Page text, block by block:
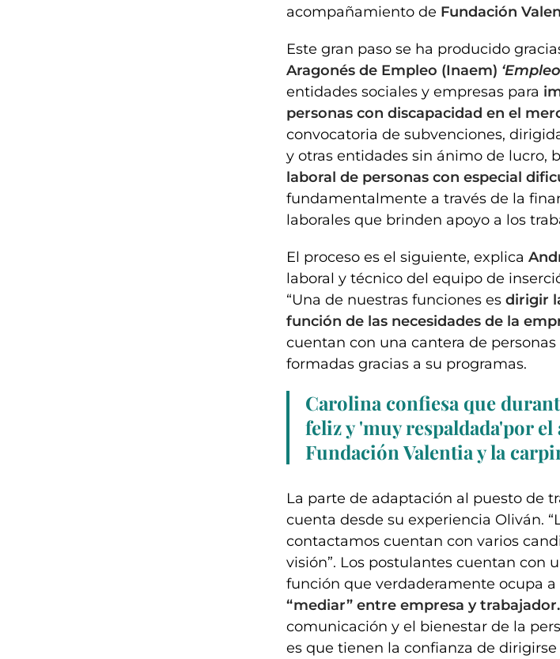
acompañamiento de Fundación
Este gran paso se ha producido
Aragonés de Empleo (Inaem)
entidades sociales y empresas para
personas con discapacidad en el
convocatoria de subvenciones,
y otras entidades sin ánimo de lucro,
laboral de personas con especial
fundamentalmente a través de la
laborales que brinden apoyo a los
El proceso es el siguiente, explica
laboral y técnico del equipo de
“Una de nuestras funciones es dirigir
función de las necesidades de la
cuentan con una cantera de
formadas gracias a su programas.
Carolina confiesa que
feliz y 'muy respaldada'por
Fundación Valentia y la
La parte de adaptación al puesto de
cuenta desde su experiencia Oliván.
contactamos cuentan con varios
visión”. Los postulantes cuentan con
función que verdaderamente ocupa a
“mediar” entre empresa y trabajador.
comunicación y el bienestar de la
es que tienen la confianza de dirigirse